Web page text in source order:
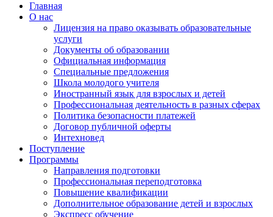
Главная
О нас
Лицензия на право оказывать образовательные
услуги
Документы об образовании
Официальная информация
Специальные предложения
Школа молодого учителя
Иностранный язык для взрослых и детей
Профессиональная деятельность в разных сферах
Политика безопасности платежей
Договор публичной оферты
Интехновед
Поступление
Программы
Направления подготовки
Профессиональная переподготовка
Повышение квалификации
Дополнительное образование детей и взрослых
Экспресс обучение